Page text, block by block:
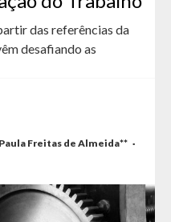
das referências da
desafiando as
Freitas de Almeida** ·